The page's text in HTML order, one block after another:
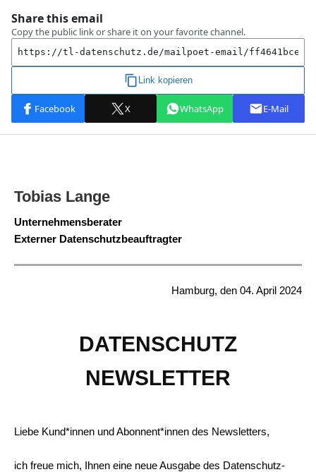
Tobias Lange
Unternehmensberater
Externer Datenschutzbeauftragter
Hamburg, den 04. April 2024
DATENSCHUTZ
NEWSLETTER
Liebe Kund*innen und Abonnent*innen des Newsletters,
ich freue mich, Ihnen eine neue Ausgabe des Datenschutz-